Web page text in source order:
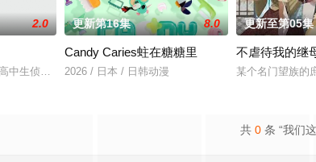
落里出生，被称为“分隔夜与昼的
2.0
中生侦探，在一次追查黑衣人犯罪团伙时不幸被团伙成员发现，击
更新第16集 8.0
Candy Caries蛀在糖糖里
2026 / 日本 / 日韩动漫
更新至第05集
不虐待我的继
某个名门望族的
共 0 条 “我们